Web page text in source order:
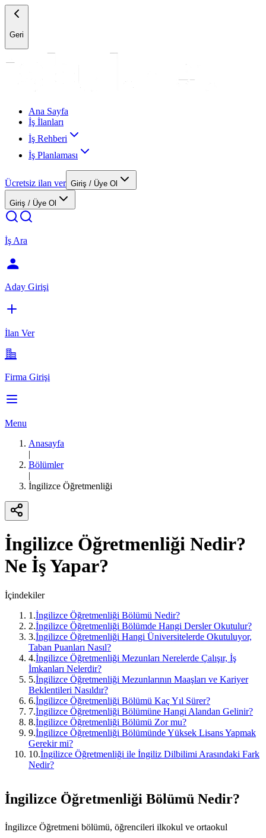
Geri
Ana Sayfa
İş İlanları
İş Rehberi
İş Planlaması
Ücretsiz ilan ver Giriş / Üye Ol
Giriş / Üye Ol
İş Ara
Aday Girişi
İlan Ver
Firma Girişi
Menu
Anasayfa
|
Bölümler
|
İngilizce Öğretmenliği
İngilizce Öğretmenliği Nedir?
Ne İş Yapar?
İçindekiler
1 .İngilizce Öğretmenliği Bölümü Nedir?
2.İngilizce Öğretmenliği Bölümde Hangi Dersler Okutulur?
3.İngilizce Öğretmenliği Hangi Üniversitelerde Okutuluyor,
Taban Puanları Nasıl?
4.İngilizce Öğretmenliği Mezunları Nerelerde Çalışır, İş
İmkanları Nelerdir?
5.İngilizce Öğretmenliği Mezunlarının Maaşları ve Kariyer
Beklentileri Nasıldır?
6.İngilizce Öğretmenliği Bölümü Kaç Yıl Sürer?
7.İngilizce Öğretmenliği Bölümüne Hangi Alandan Gelinir?
8.İngilizce Öğretmenliği Bölümü Zor mu?
9.İngilizce Öğretmenliği Bölümünde Yüksek Lisans Yapmak
Gerekir mi?
10.İngilizce Öğretmenliği ile İngiliz Dilbilimi Arasındaki Fark
Nedir?
İngilizce Öğretmenliği Bölümü Nedir?
İngilizce Öğretmeni bölümü, öğrencileri ilkokul ve ortaokul